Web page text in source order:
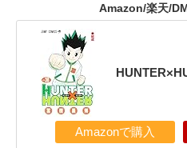
Amazon/楽天/
Amazonで購入